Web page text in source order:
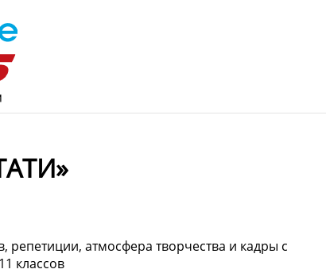
атмосфера творчества и кадры с
классов